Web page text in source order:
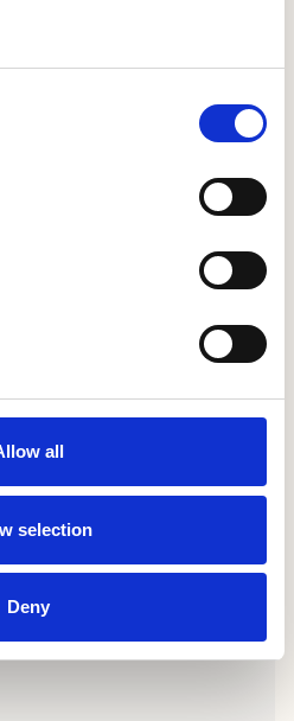
all
selection
Deny
kcal.
water nodig.